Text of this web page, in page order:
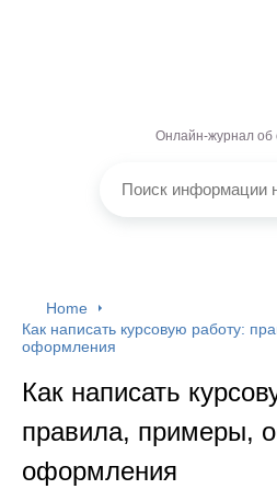
Онлайн-журнал об
Home
Как написать курсовую работу:
оформления
Как написать
правила, примеры,
оформления